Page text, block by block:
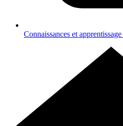
Connaissances et apprentissage